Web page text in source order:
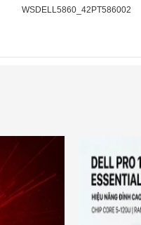
WSDELL5860_42PT586002